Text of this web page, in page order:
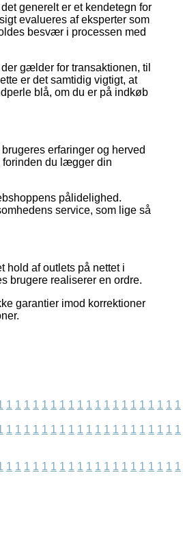
generelt er et kendetegn for
evalueres af eksperter som
besvær i processen med
gælder for transaktionen, til
er det samtidig vigtigt, at
blå, om du er på indkøb
erfaringer og herved
forinden du lægger din
pålidelighed.
service, som lige så
hold af outlets på nettet i
brugere realiserer en ordre.
garantier imod korrektioner
1 1 1 1 1 1 1 1 1 1 1 1 1 1 1 1 1 1 1 1
1 1 1 1 1 1 1 1 1 1 1 1 1 1 1 1 1 1 1 1
1 1 1 1 1 1 1 1 1 1 1 1 1 1 1 1 1 1 1 1